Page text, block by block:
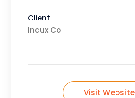
Client
Indux Co
Visit Website